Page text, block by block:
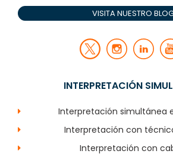
VISITA NUESTRO
INTERPRETACIÓN
Interpretación simultánea
Interpretación con
Interpretación con